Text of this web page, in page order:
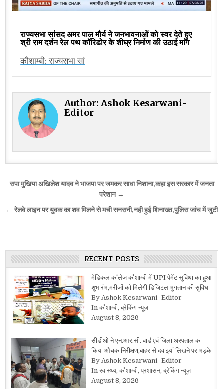
राज्यसभा सांसद अमर पाल मौर्य ने जनभावनाओं को स्वर देते हुए
श्री राम दर्शन रेल पथ कॉरिडोर के शीघ्र निर्माण की उठाई मांग
कौशाम्बी: राज्यसभा सां
Author:Ashok Kesarwani-
Editor
Post
सपा मुखिया अखिलेश यादव ने भाजपा पर जमकर साधा निशाना,कहा इस सरकार में जनता
परेशान →
← रेलवे लाइन पर युवक का शव मिलने से मची सनसनी,नही हुई शिनाख्त,पुलिस जांच में जुटी
RECENT POSTS
मेडिकल कॉलेज कौशाम्बी में UPI पेमेंट सुविधा का हुआ
शुभारंभ,मरीजों को मिलेगी डिजिटल भुगतान की सुविधा
By Ashok Kesarwani- Editor
In कौशाम्बी, ब्रेकिंग न्यूज़
August 8, 2026
सीडीओ ने एन.आर.सी. वार्ड एवं जिला अस्पताल का
किया औचक निरीक्षण,बाहर से दवाइयां लिखने पर भड़के
By Ashok Kesarwani- Editor
In स्वास्थ्य, कौशाम्बी, प्रशासन, ब्रेकिंग न्यूज़
August 8, 2026